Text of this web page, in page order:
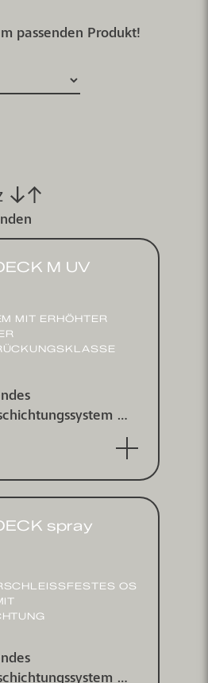
passenden Produkt!
M UV
MIT ERHÖHTER
mit
mit erhöhter
Rissüber­brückungs­
RILI SIB
10 und DIN 18532
spray
OS 1
S
mit